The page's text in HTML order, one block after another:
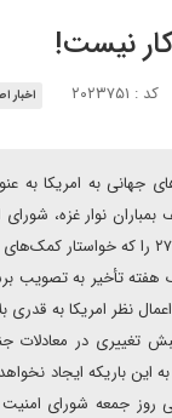
نیست!
کد : ۲۰۲۳۷۵۱ اخبار
جهانی به امریکا
نوار غزه،
شد قطعنامه شماره ۲۷۲۲ را که
تأخیر به تصویب
نظر امریکا به قدری
تغییری در معادلات
باریکه ایجاد نخواهد